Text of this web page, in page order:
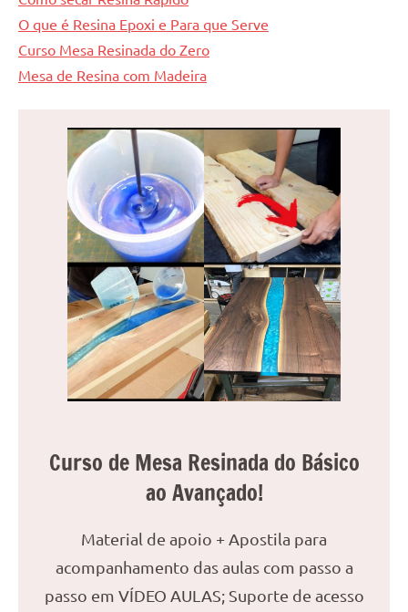
O que é Resina Epoxi e Para que Serve
Curso Mesa Resinada do Zero
Mesa de Resina com Madeira
Curso de Mesa Resinada do Básico
ao Avançado!
Material de apoio + Apostila para
acompanhamento das aulas com passo a
passo em VÍDEO AULAS; Suporte de acesso